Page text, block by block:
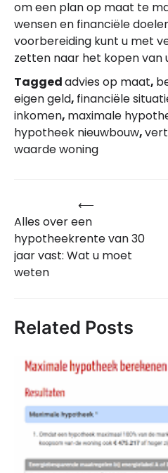
om een plan op maat te
wensen en financiële
voorbereiding kunt u met
zetten naar het kopen van
Taggedadvies op maat,
eigen geld, financiële
inkomen, maximale
hypotheek nieuwbouw,
waarde woning
navigatie
⟵
Alles over een
hypotheekrente van 30
jaar vast: Wat u moet
weten
Related Posts